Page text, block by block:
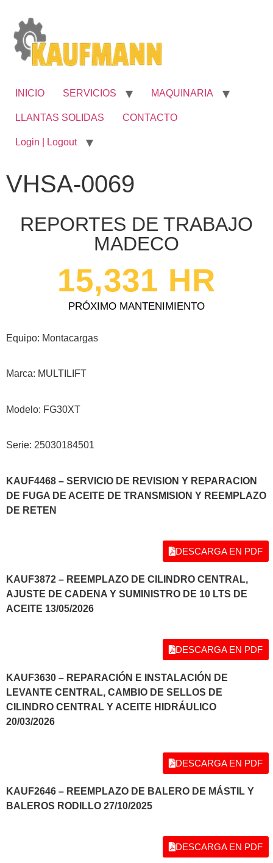
INICIO SERVICIOS MAQUINARIA
LLANTAS SOLIDAS CONTACTO
Login | Logout
VHSA-0069
REPORTES DE TRABAJO
MADECO
PRÓXIMO MANTENIMIENTO
15,331 HR
Equipo: Montacargas
Marca: MULTILIFT
Modelo: FG30XT
Serie: 25030184501
KAUF4468 – SERVICIO DE REVISION Y REPARACION
DE FUGA DE ACEITE DE TRANSMISION Y REEMPLAZO
DE RETEN
DESCARGA EN PDF
KAUF3872 – REEMPLAZO DE CILINDRO CENTRAL,
AJUSTE DE CADENA Y SUMINISTRO DE 10 LTS DE
ACEITE 13/05/2026
DESCARGA EN PDF
KAUF3630 – REPARACIÓN E INSTALACIÓN DE
LEVANTE CENTRAL, CAMBIO DE SELLOS DE
CILINDRO CENTRAL Y ACEITE HIDRÁULICO
20/03/2026
DESCARGA EN PDF
KAUF2646 – REEMPLAZO DE BALERO DE MÁSTIL Y
BALEROS RODILLO 27/10/2025
DESCARGA EN PDF